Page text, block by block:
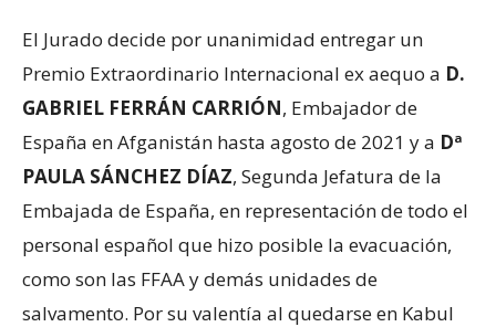
El Jurado decide por unanimidad entregar un
Premio Extraordinario Internacional ex aequo a D.
GABRIEL FERRÁN CARRIÓN, Embajador de
España en Afganistán hasta agosto de 2021 y a Dª
PAULA SÁNCHEZ DÍAZ, Segunda Jefatura de la
Embajada de España, en representación de todo el
personal español que hizo posible la evacuación,
como son las FFAA y demás unidades de
salvamento. Por su valentía al quedarse en Kabul